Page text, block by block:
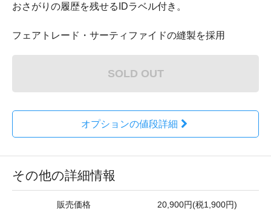
おさがりの履歴を残せるIDラベル付き。
フェアトレード・サーティファイドの縫製を採用
SOLD OUT
オプションの値段詳細
その他の詳細情報
販売価格 20,900円(税1,900円)